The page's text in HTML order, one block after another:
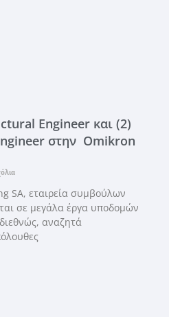
Engineer και (2)
στην Omikron
SA, εταιρεία συμβούλων
σε μεγάλα έργα υποδομών
αναζητά